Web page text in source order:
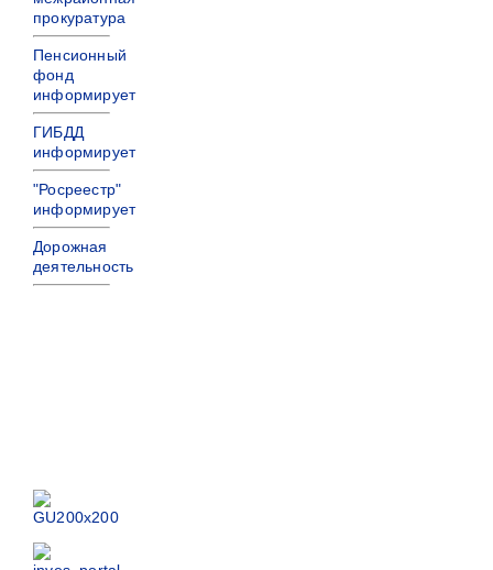
прокуратура
Пенсионный
фонд
информирует
ГИБДД
информирует
"Росреестр"
информирует
Дорожная
деятельность